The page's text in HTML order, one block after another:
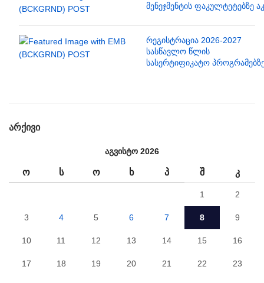
მენეჯმენტის ფაკულტეტებზე
რეგისტრაცია 2026-2027
სასწავლო წლის
სასერტიფიკატო
ᲐᲠᲥᲘᲕᲘ
აგვისტო 2026
Ო Ს Ო Ხ Პ Შ Კ
1 2
3 4 5 6 7 8 9
10 11 12 13 14 15 16
17 18 19 20 21 22 23